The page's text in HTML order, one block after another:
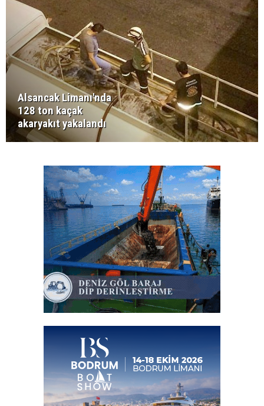
Alsancak Limanı'nda
128 ton kaçak
akaryakıt yakalandı